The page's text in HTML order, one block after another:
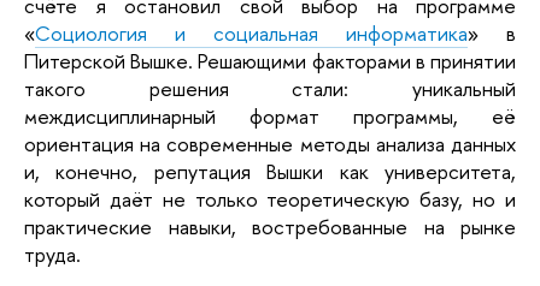
счёте я остановил свой выбор на программе
«Социология и социальная информатика» в
Питерской Вышке. Решающими факторами в принятии
такого решения стали: уникальный
междисциплинарный формат программы, её
ориентация на современные методы анализа данных
и, конечно, репутация Вышки как университета,
который даёт не только теоретическую базу, но и
практические навыки, востребованные на рынке
труда.